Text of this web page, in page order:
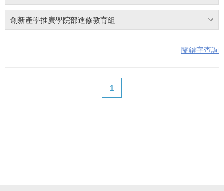
創新產學推廣學院部進修教育組
關鍵字查詢
1